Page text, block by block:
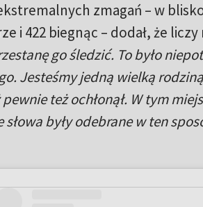
zmagań – w
i 422 biegnąc – dodał, że
go śledzić. To było
Jesteśmy jedną wielką
też ochłonął. W tym
były odebrane w ten